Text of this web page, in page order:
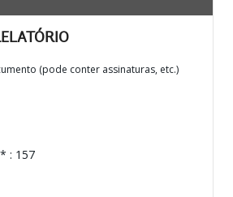
(pode conter assinaturas, etc.)
: 157